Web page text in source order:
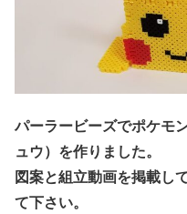
パーラービーズでポケモ
ュウ）を作りました。
図案と組立動画を掲載し
て下さい。